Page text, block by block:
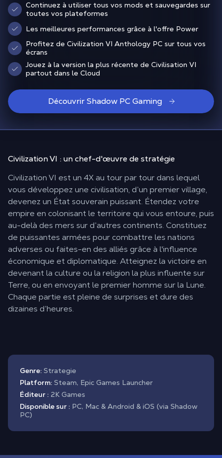
Continuez à utiliser tous vos mods et sauvegardes sur
toutes vos plateformes
Les meilleures performances grâce à l'offre Power
Profitez de Civilization VI Anthology PC sur tous vos
écrans
Jouez à la version la plus récente de Civilisation VI
partout dans le Cloud
Découvrir Shadow PC Gaming
Civilization VI : unchef-d'œuvre de stratégie
Civilization VI est un 4X au tour par tour dans lequel
vous développez une civilisation, d’un premier village,
devenez un État souverain puissant. Étendez votre
empire en colonisant le territoire qui vous entoure, puis
au-delà des mers sur d’autres continents. Constituez
de puissantes armées pour combattre les nations
adverses ou faites-en des alliés grâce à l'influence
économique et diplomatique. Atteignez la victoire en
devenant la culture ou la religion la plus influente sur
Terre, ou en envoyant le premier homme sur la Lune.
Chaque partie est pleine de surprises et dure des
dizaines d’heures.
Genre: Strategie
Platform: Steam, Epic Games Launcher
Éditeur : 2K Games
Disponible sur : PC, Mac & Android & iOS (via Shadow
PC)